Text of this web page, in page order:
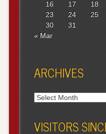
16
17 18
23
24 25
30
31
« Mar
ARCHIVES
Archives
VISITORS